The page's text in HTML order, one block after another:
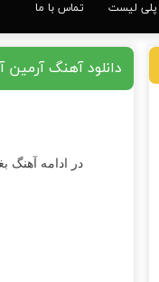
پلی لیست تماس با ما
دانلود آهنگ آرمین
در ادامه آهنگ